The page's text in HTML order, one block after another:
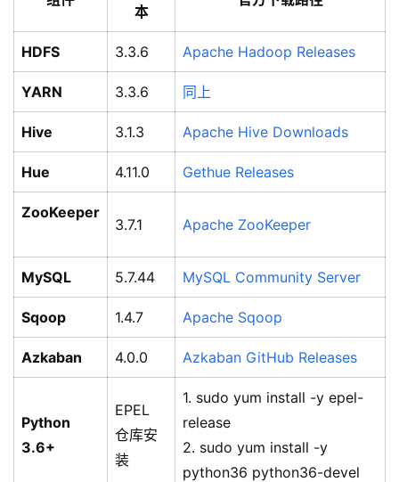
本
HDFS 3.3.6 Apache Hadoop Releases
YARN 3.3.6 同上
Hive 3.1.3 Apache Hive Downloads
Hue 4.11.0 Gethue Releases
ZooKeeper
3.7.1 Apache ZooKeeper
MySQL 5.7.44 MySQL Community Server
Sqoop 1.4.7 Apache Sqoop
Azkaban 4.0.0 Azkaban GitHub Releases
Python
3.6+
EPEL
仓库安
装
1. sudo yum install -y epel-
release
2. sudo yum install -y
python36 python36-devel